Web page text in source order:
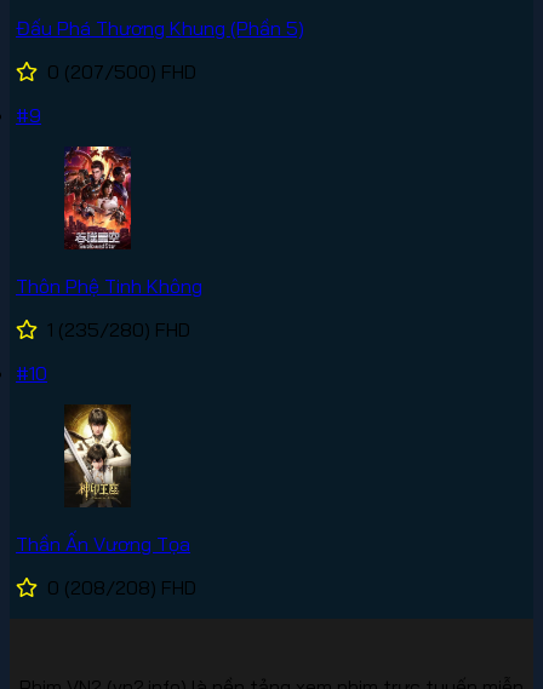
Đấu Phá Thương Khung (Phần 5)
0 (207/500) FHD
#9
Thôn Phệ Tinh Không
1 (235/280) FHD
#10
Thần Ấn Vương Tọa
0 (208/208) FHD